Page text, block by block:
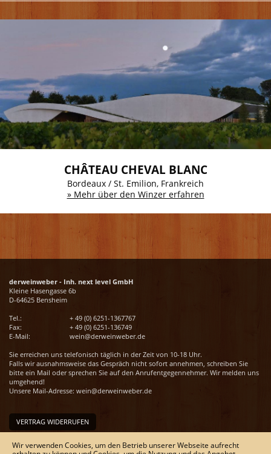
CHÂTEAU CHEVAL BLANC
Bordeaux / St. Emilion, Frankreich
» Mehr über den Winzer erfahren
derweinweber - Inh. next level GmbH
Kleine Hasengasse 6b
D-64625 Bensheim
Tel.:
+ 49 (0) 6251-1367767
Fax:
+ 49 (0) 6251-136749
E-Mail:
wein@derweinweber.de
Sie erreichen uns telefonisch täglich in der Zeit von 10-18 Uhr.
Falls wir ausnahmsweise das Gespräch nicht sofort annehmen, schreiben Sie
bitte ein Mail oder sprechen Sie auf den Anrufentgegennehmer. Wir melden uns
umgehend!
Unsere Mail-Adresse: wein@derweinweber.de
VERTRAG WIDERRUFEN
Unser Service
Wir verwenden Cookies, um den Betrieb unserer Webseite aufrecht